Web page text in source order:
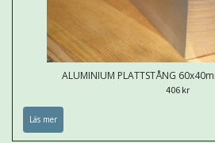
ALUMINIUM PLATTSTÅNG
406 kr
Läs mer